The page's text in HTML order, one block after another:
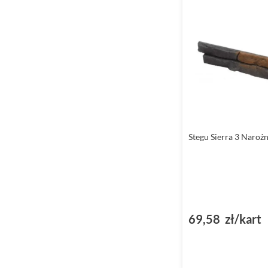
Stegu Sierra 3
69,58 zł/kart